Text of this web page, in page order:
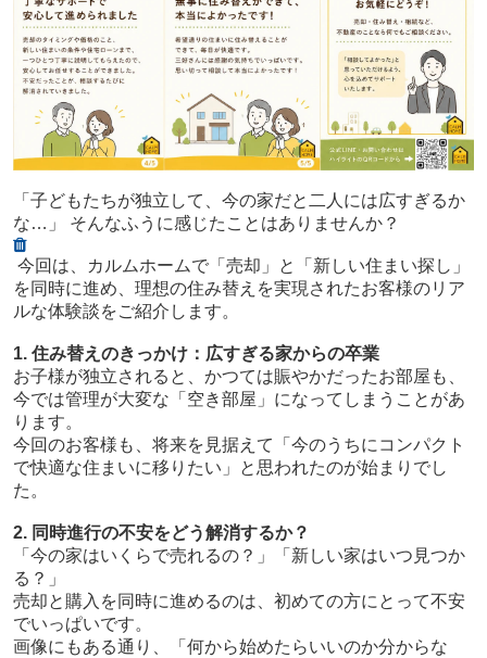
「子どもたちが独立して、今の家だと二人には広すぎるか
な…」 そんなふうに感じたことはありませんか？
今回は、カルムホームで「売却」と「新しい住まい探し」
を同時に進め、理想の住み替えを実現されたお客様のリア
ルな体験談をご紹介します。
1. 住み替えのきっかけ：広すぎる家からの卒業
お子様が独立されると、かつては賑やかだったお部屋も、
今では管理が大変な「空き部屋」になってしまうことがあ
ります。
今回のお客様も、将来を見据えて「今のうちにコンパクト
で快適な住まいに移りたい」と思われたのが始まりでし
た。
2. 同時進行の不安をどう解消するか？
「今の家はいくらで売れるの？」「新しい家はいつ見つか
る？」
売却と購入を同時に進めるのは、初めての方にとって不安
でいっぱいです。
画像にもある通り、「何から始めたらいいのか分からな